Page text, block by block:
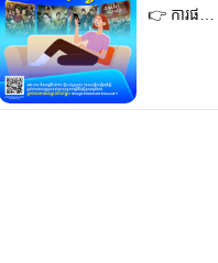
👉 ការផ…